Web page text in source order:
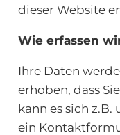
dieser Website
Wie erfassen
Ihre Daten
erhoben, dass
kann es sich z.B.
ein